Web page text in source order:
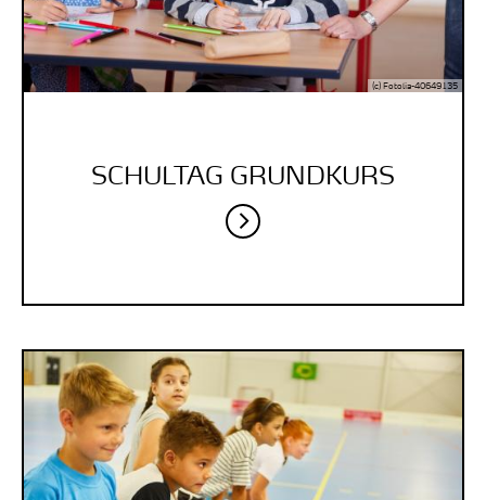
(c) Fotolia-40649135
SCHULTAG GRUNDKURS